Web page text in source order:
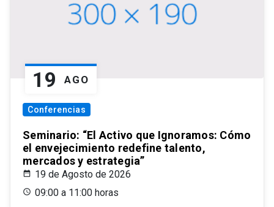
19 AGO
Conferencias
Seminario: “El Activo que Ignoramos: Cómo
el envejecimiento redefine talento,
mercados y estrategia”
19 de Agosto de 2026
09:00 a 11:00 horas